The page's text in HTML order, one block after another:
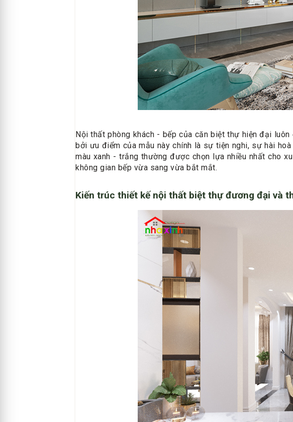
Nội thất phòng khách - bếp của căn biệt thự hiện đại
bởi ưu điểm của mẫu này chính là sự tiện nghi, sự hài
màu xanh - trắng thường được chọn lựa nhiều nhất cho
không gian bếp vừa sang vừa bắt mắt.
Kiến trúc thiết kế nội thất biệt thự đương đại và